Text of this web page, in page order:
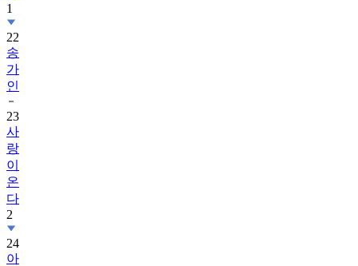
1
22
송
가
인
23
사
랑
이
온
다
2
24
아